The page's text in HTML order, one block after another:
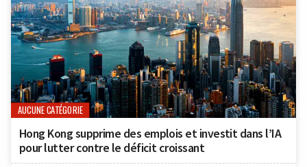
AUCUNE CATÉGORIE
Hong Kong supprime des emplois et investit dans l’IA
pour lutter contre le déficit croissant